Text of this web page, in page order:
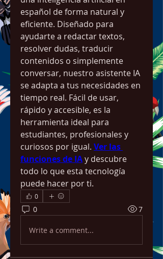
español de forma natural y
eficiente. Diseñado para
ayudarte a redactar textos,
resolver dudas, traducir
contenidos o simplemente
conversar, nuestro asistente IA
se adapta a tus necesidades en
tiempo real. Fácil de usar,
rápido y accesible, es la
herramienta ideal para
estudiantes, profesionales y
curiosos por igual. Ver las
funciones de IA y descubre
todo lo que esta tecnología
puede hacer por ti.
0
0 7
Write a comment...